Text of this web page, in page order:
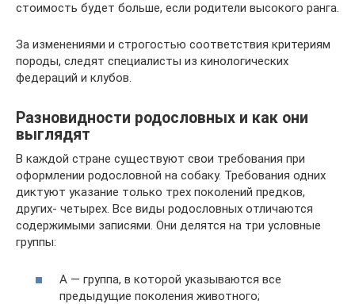
стоимость будет больше, если родители высокого ранга.
За изменениями и строгостью соответствия критериям
породы, следят специалисты из кинологических
федераций и клубов.
Разновидности родословных и как они
выглядят
В каждой стране существуют свои требования при
оформлении родословной на собаку. Требования одних
диктуют указание только трех поколений предков,
других- четырех. Все виды родословных отличаются
содержимыми записями. Они делятся на три условные
группы:
А — группа, в которой указываются все
предыдущие поколения животного;